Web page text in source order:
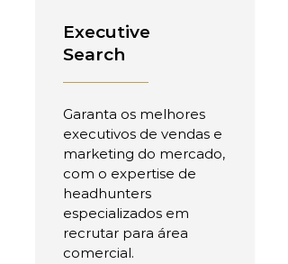
Executive
Search
Garanta os melhores
executivos de vendas e
marketing do mercado,
com o expertise de
headhunters
especializados em
recrutar para área
comercial.